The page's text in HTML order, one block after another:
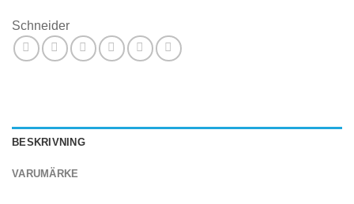
Schneider
BESKRIVNING
VARUMÄRKE